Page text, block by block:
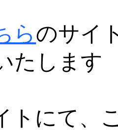
らのサイ
たします
トにて、